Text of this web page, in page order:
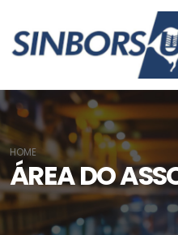
ÁREA DO
HOME